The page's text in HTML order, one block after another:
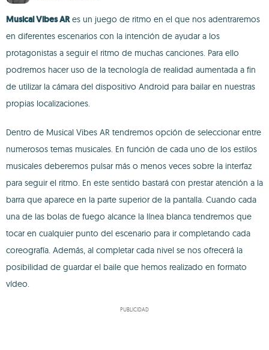
Musical Vibes ARes un juego de ritmo en el que nos adentraremos
en diferentes escenarios con la intención de ayudar a los
protagonistas a seguir el ritmo de muchas canciones. Para ello
podremos hacer uso de la tecnología de realidad aumentada a fin
de utilizar la cámara del dispositivo Android para bailar en nuestras
propias localizaciones.
Dentro de Musical Vibes AR tendremos opción de seleccionar entre
numerosos temas musicales. En función de cada uno de los estilos
musicales deberemos pulsar más o menos veces sobre la interfaz
para seguir el ritmo. En este sentido bastará con prestar atención a la
barra que aparece en la parte superior de la pantalla. Cuando cada
una de las bolas de fuego alcance la línea blanca tendremos que
tocar en cualquier punto del escenario para ir completando cada
coreografía. Además, al completar cada nivel se nos ofrecerá la
posibilidad de guardar el baile que hemos realizado en formato
vídeo.
PUBLICIDAD